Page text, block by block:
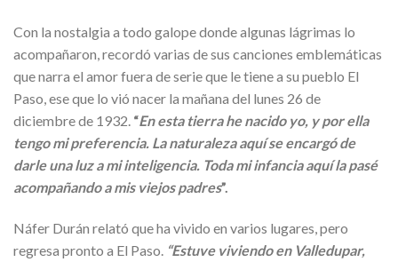
Con la nostalgia a todo galope donde algunas lágrimas lo
acompañaron, recordó varias de sus canciones emblemáticas
que narra el amor fuera de serie que le tiene a su pueblo El
Paso, ese que lo vió nacer la mañana del lunes 26 de
diciembre de 1932. “En esta tierra he nacido yo, y por ella
tengo mi preferencia. La naturaleza aquí se encargó de
darle una luz a mi inteligencia. Toda mi infancia aquí la pasé
acompañando a mis viejos padres”.
Náfer Durán relató que ha vivido en varios lugares, pero
regresa pronto a El Paso. “Estuve viviendo en Valledupar,